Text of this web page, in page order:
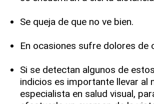
Se queja de que no ve bien.
En ocasiones sufre dolores de
Si se detectan algunos de
indicios es importante llevar al
especialista en salud visual,